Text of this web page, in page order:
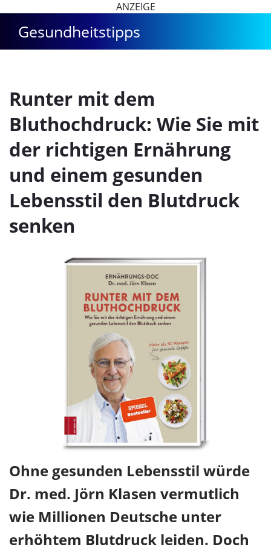
ANZEIGE
Gesundheitstipps
Runter mit dem
Bluthochdruck: Wie Sie mit
der richtigen Ernährung
und einem gesunden
Lebensstil den Blutdruck
senken
Ohne gesunden Lebensstil würde
Dr. med. Jörn Klasen vermutlich
wie Millionen Deutsche unter
erhöhtem Blutdruck leiden. Doch